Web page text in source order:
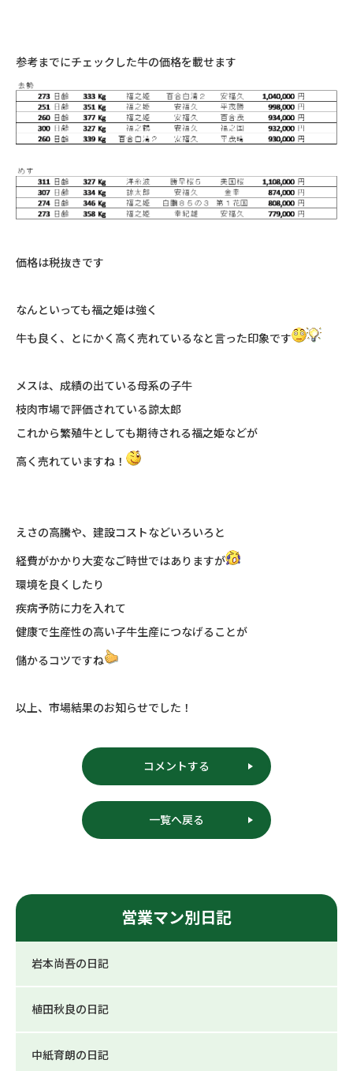
参考までにチェックした牛の価格を載せます
価格は税抜きです
なんといっても福之姫は強く
牛も良く、とにかく高く売れているなと言った印象です
メスは、成績の出ている母系の子牛
枝肉市場で評価されている諒太郎
これから繁殖牛としても期待される福之姫などが
高く売れていますね！
えさの高騰や、建設コストなどいろいろと
経費がかかり大変なご時世ではありますが
環境を良くしたり
疾病予防に力を入れて
健康で生産性の高い子牛生産につなげることが
儲かるコツですね
以上、市場結果のお知らせでした！
コメントする
一覧へ戻る
営業マン別日記
岩本尚吾の日記
植田秋良の日記
中紙育朗の日記